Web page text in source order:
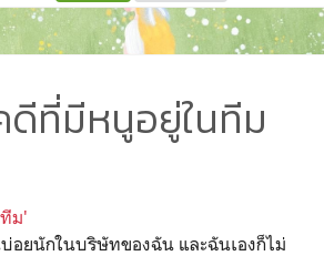
ดีที่มีหนูอยู่ในทีม
ม'
อยนักในบริษัทของฉัน และฉันเองก็ไม่